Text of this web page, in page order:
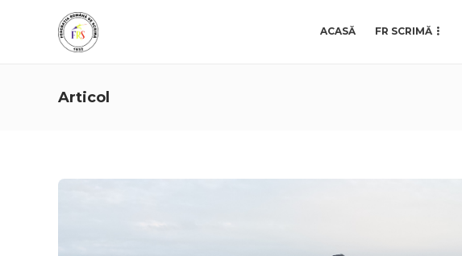
ACASĂ FR SCRIMĂ
Articol